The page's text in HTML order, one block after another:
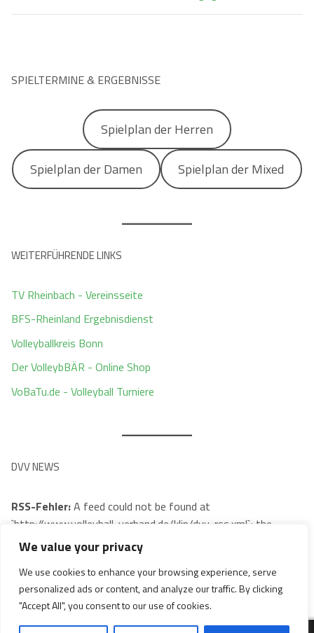
We value your privacy
We use cookies to enhance your browsing experience, serve
personalized ads or content, and analyze our traffic. By clicking
"Accept All", you consent to our use of cookies.
SPIELTERMINE & ERGEBNISSE
Spielplan der Herren
Spielplan der Damen Spielplan der Mixed
WEITERFÜHRENDE LINKS
TV Rheinbach - Vereinsseite
BFS-Rheinland Ergebnisdienst
Volleyballkreis Bonn
Der VolleybBÄR - Online Shop
VoBaTu.de - Volleyball Turniere
DVV NEWS
RSS-Fehler:A feed could not be found at
`http://www.volleyball-verband.de/klip/dvv-rss.xml`; the
status code is `404` and content-type is `text/html;
charset=utf-8`